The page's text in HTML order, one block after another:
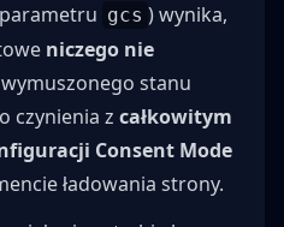
gcs ) wynika,
niczego nie
stanu
czynienia z całkowitym
Consent Mode
ładowania strony.